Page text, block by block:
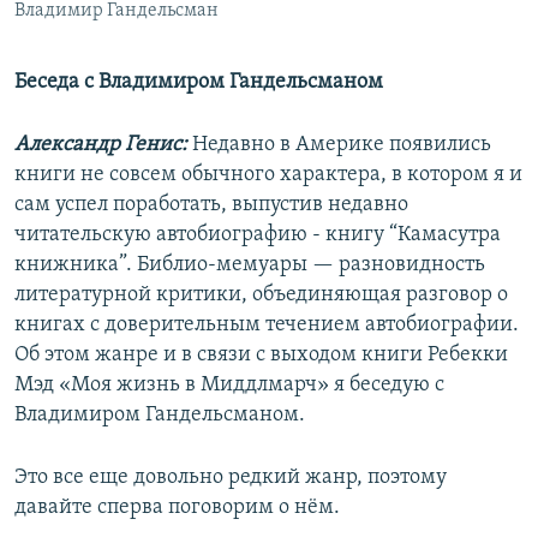
Владимир Гандельсман
Беседа с Владимиром Гандельсманом
Александр Генис:Недавно в Америке появились
книги не совсем обычного характера, в котором я и
сам успел поработать, выпустив недавно
читательскую автобиографию - книгу “Камасутра
книжника”. Библио-мемуары — разновидность
литературной критики, объединяющая разговор о
книгах с доверительным течением автобиографии.
Об этом жанре и в связи с выходом книги Ребекки
Мэд «Моя жизнь в Миддлмарч» я беседую с
Владимиром Гандельсманом.
Это все еще довольно редкий жанр, поэтому
давайте сперва поговорим о нём.